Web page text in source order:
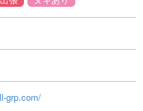
grp.com/